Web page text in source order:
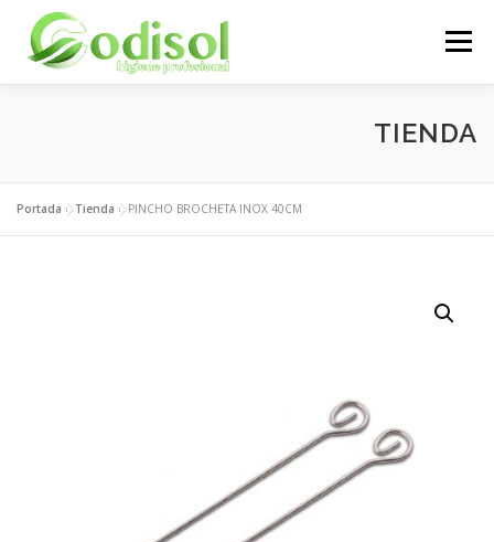
contenido
Menú
ÁREA CLIENTES CONTACTO
TIENDA
Portada »Tienda »PINCHO BROCHETA INOX 40CM